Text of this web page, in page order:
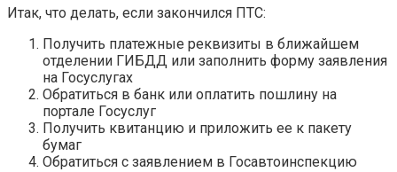
Итак, что делать, если закончился ПТС:
Получить платежные реквизиты в ближайшем
отделении ГИБДД или заполнить форму заявления
на Госуслугах
Обратиться в банк или оплатить пошлину на
портале Госуслуг
Получить квитанцию и приложить ее к пакету
бумаг
Обратиться с заявлением в Госавтоинспекцию